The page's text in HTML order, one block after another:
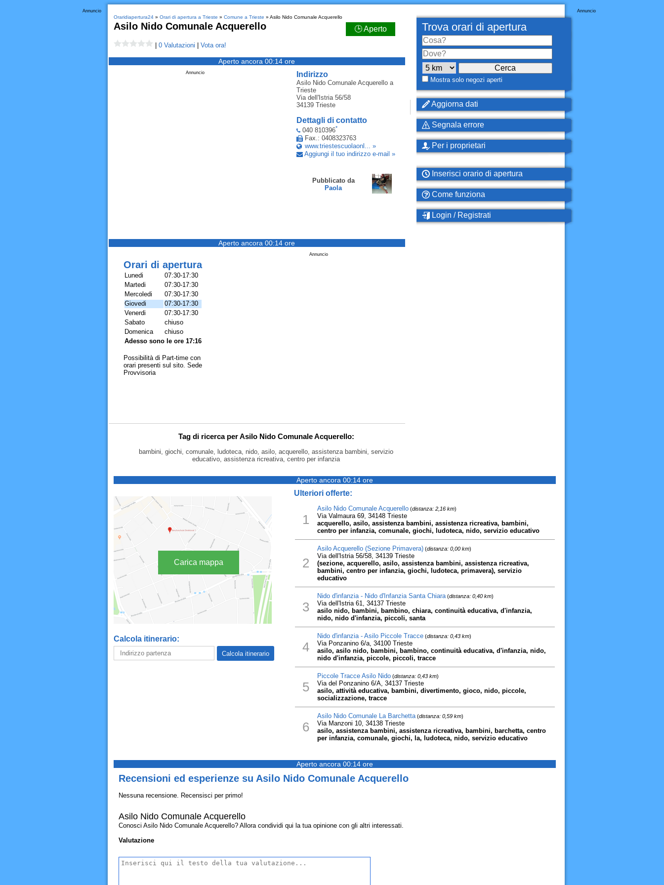
Annuncio
Oraridiapertura24» Orari di apertura a Trieste » Comune a Trieste » Asilo Nido Comunale Acquerello
Asilo Nido Comunale Acquerello 🕒 Aperto
0 Valutazioni Vota ora!
Aperto ancora 00:14 ore
Indirizzo
Asilo Nido Comunale Acquerelloa
Trieste
Via dell'Istria 56/58
34139 Trieste
Dettagli di contatto
040 810396*
Fax.: 0408323763
www.triestescuolaonl... »
Aggiungi il tuo indirizzo e-mail »
Pubblicato da
Paola
Annuncio
Aperto ancora 00:14 ore
Annuncio
Orari di apertura
Lunedi
07:30-17:30
Martedi
07:30-17:30
Mercoledi
07:30-17:30
Giovedi
07:30-17:30
Venerdi
07:30-17:30
Sabato
chiuso
Domenica
chiuso
Adesso sono le ore 17:16
Possibilità di Part-time con
orari presenti sul sito. Sede
Provvisoria
Tag di ricerca per Asilo Nido Comunale Acquerello:
bambini, giochi, comunale, ludoteca, nido, asilo, acquerello, assistenza bambini, servizio
educativo, assistenza ricreativa, centro per infanzia
Annuncio
Trova orari di apertura
Mostra solo negozi aperti
Aggiorna dati
Segnala errore
Per i proprietari
Inserisci orario di apertura
Come funziona
Login / Registrati
Aperto ancora 00:14 ore
Carica mappa
Calcola itinerario:
Ulteriori offerte:
1
Asilo Nido Comunale Acquerello(distanza: 2,16 km)
Via Valmaura 69, 34148 Trieste
acquerello, asilo, assistenza bambini, assistenza ricreativa, bambini,
centro per infanzia, comunale, giochi, ludoteca, nido, servizio educativo
2
Asilo Acquerello (Sezione Primavera)(distanza: 0,00 km)
Via dell'Istria 56/58, 34139 Trieste
(sezione, acquerello, asilo, assistenza bambini, assistenza ricreativa,
bambini, centro per infanzia, giochi, ludoteca, primavera), servizio
educativo
3
Nido d'infanzia - Nido d'Infanzia Santa Chiara(distanza: 0,40 km)
Via dell'Istria 61, 34137 Trieste
asilo nido, bambini, bambino, chiara, continuità educativa, d'infanzia,
nido, nido d'infanzia, piccoli, santa
4
Nido d'infanzia - Asilo Piccole Tracce(distanza: 0,43 km)
Via Ponzanino 6/a, 34100 Trieste
asilo, asilo nido, bambini, bambino, continuità educativa, d'infanzia, nido,
nido d'infanzia, piccole, piccoli, tracce
5
Piccole Tracce Asilo Nido(distanza: 0,43 km)
Via del Ponzanino 6/A, 34137 Trieste
asilo, attività educativa, bambini, divertimento, gioco, nido, piccole,
socializzazione, tracce
6
Asilo Nido Comunale La Barchetta(distanza: 0,59 km)
Via Manzoni 10, 34138 Trieste
asilo, assistenza bambini, assistenza ricreativa, bambini, barchetta, centro
per infanzia, comunale, giochi, la, ludoteca, nido, servizio educativo
Aperto ancora 00:14 ore
Recensioni ed esperienze su Asilo Nido Comunale Acquerello
Nessuna recensione. Recensisci per primo!
Asilo Nido Comunale Acquerello
Conosci Asilo Nido Comunale Acquerello? Allora condividi qui la tua opinione con gli altri interessati.
Valutazione